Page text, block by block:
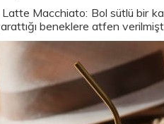
Macchiato: Bol sütlü bir
beneklere atfen